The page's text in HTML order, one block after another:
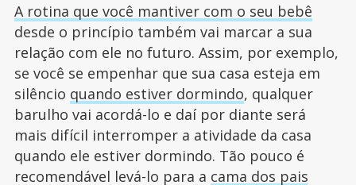
A rotina que você mantiver com o seu bebê
desde o princípio também vai marcar a sua
relação com ele no futuro. Assim, por exemplo,
se você se empenhar que sua casa esteja em
silêncio quando estiver dormindo, qualquer
barulho vai acordá-lo e daí por diante será
mais difícil interromper a atividade da casa
quando ele estiver dormindo. Tão pouco é
recomendável levá-lo para a cama dos pais